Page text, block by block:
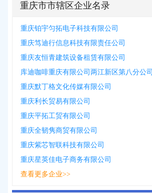
重庆市市辖区企业名录
重庆铂宇匀拓电子科技有限公司
重庆笃迪行信息科技有限责任公司
重庆友恒青建筑设备租赁有限公司
库迪咖啡重庆有限公司两江新区第八分公司
重庆默丁格文化传媒有限公司
重庆利长贸易有限公司
重庆平拓工贸有限公司
重庆全韧隽商贸有限公司
重庆紫芯智联科技有限公司
重庆星英佳电子商务有限公司
查看更多企业>>